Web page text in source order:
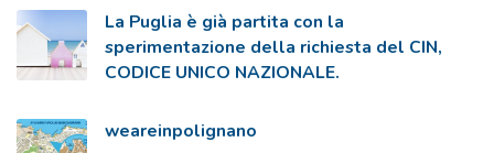
La Puglia è già partita con la
sperimentazione della richiesta del CIN,
CODICE UNICO NAZIONALE.
weareinpolignano